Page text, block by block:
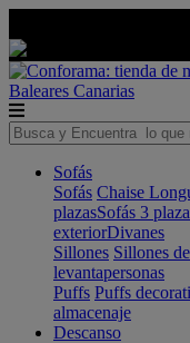
Baleares Canarias
Sofás
Sofás Chaise
plazasSofás 3
exteriorDivanes
Sillones Sillones
levantapersonas
Puffs Puffs
almacenaje
Descanso